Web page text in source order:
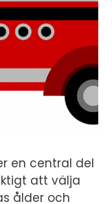
en central del
att välja
ålder och